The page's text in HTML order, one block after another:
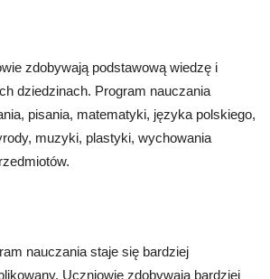
zdobywają podstawową wiedzę i
dziedzinach. Program nauczania
pisania, matematyki, języka polskiego,
muzyki, plastyki, wychowania
nauczania staje się bardziej
Uczniowie zdobywają bardziej